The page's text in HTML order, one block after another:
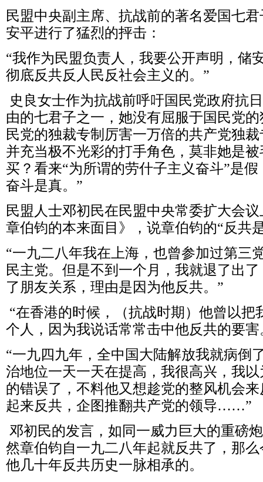
民盟中央副主席、抗战前的著名爱国七
安平进行了猛烈的抨击：
“我作为民盟负责人，我要公开声明，储
彻底反共反人民反社会主义的。”
史良女士作为抗战前呼吁国民党政府抗
由的七君子之一，她没有屈服于国民党
民党的独裁专制厉害一万倍的共产党独
并充当极不光彩的打手角色，莫非她是
买？看来“为所谓的劳什子主义奋斗”是
奋斗是真。”
民盟人士邓初民在民盟中央常委扩大会
章伯钧的本来面目》，说章伯钧的“反共
“一九二八年我在上海，也曾参加过第三
民主党。但是不到一个月，我就退了出
了朋友关系，理由是因为他反共。”
“在香港的时候，（抗战时期）他曾以把
个人，因为我说话常常击中他反共的要害
“一九四九年，全中国大陆解放我就病倒
治地位一天一天在提高，我很高兴，我
的错误了，不料他又想趁党的整风机会
起来反共，企图推翻共产党的领导……”
邓初民的发言，如同一威力巨大的重磅
然章伯钧自一九二八年起就反共了，那
他几十年反共历史一脉相承的。